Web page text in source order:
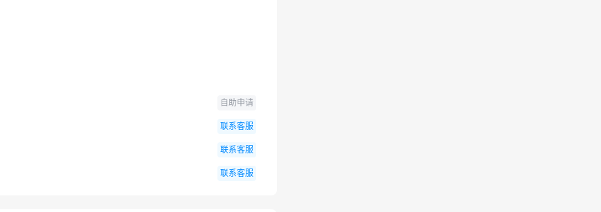
自助申请
联系客服
联系客服
联系客服